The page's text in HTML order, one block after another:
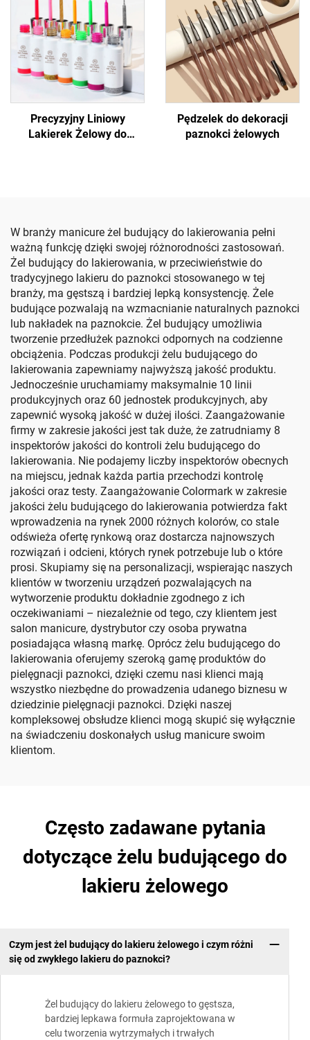
Precyzyjny Liniowy
Lakierek Żelowy do
Pędzelek do dekoracji
paznokci żelowych
W branży manicure żel budujący do lakierowania pełni
ważną funkcję dzięki swojej różnorodności zastosowań.
Żel budujący do lakierowania, w przeciwieństwie do
tradycyjnego lakieru do paznokci stosowanego w tej
branży, ma gęstszą i bardziej lepką konsystencję. Żele
budujące pozwalają na wzmacnianie naturalnych paznokci
lub nakładek na paznokcie. Żel budujący umożliwia
tworzenie przedłużek paznokci odpornych na codzienne
obciążenia. Podczas produkcji żelu budującego do
lakierowania zapewniamy najwyższą jakość produktu.
Jednocześnie uruchamiamy maksymalnie 10 linii
produkcyjnych oraz 60 jednostek produkcyjnych, aby
zapewnić wysoką jakość w dużej ilości. Zaangażowanie
firmy w zakresie jakości jest tak duże, że zatrudniamy 8
inspektorów jakości do kontroli żelu budującego do
lakierowania. Nie podajemy liczby inspektorów obecnych
na miejscu, jednak każda partia przechodzi kontrolę
jakości oraz testy. Zaangażowanie Colormark w zakresie
jakości żelu budującego do lakierowania potwierdza fakt
wprowadzenia na rynek 2000 różnych kolorów, co stale
odświeża ofertę rynkową oraz dostarcza najnowszych
rozwiązań i odcieni, których rynek potrzebuje lub o które
prosi. Skupiamy się na personalizacji, wspierając naszych
klientów w tworzeniu urządzeń pozwalających na
wytworzenie produktu dokładnie zgodnego z ich
oczekiwaniami – niezależnie od tego, czy klientem jest
salon manicure, dystrybutor czy osoba prywatna
posiadająca własną markę. Oprócz żelu budującego do
lakierowania oferujemy szeroką gamę produktów do
pielęgnacji paznokci, dzięki czemu nasi klienci mają
wszystko niezbędne do prowadzenia udanego biznesu w
dziedzinie pielęgnacji paznokci. Dzięki naszej
kompleksowej obsłudze klienci mogą skupić się wyłącznie
na świadczeniu doskonałych usług manicure swoim
klientom.
Często zadawane pytania
dotyczące żelu budującego do
lakieru żelowego
Czym jest żel budujący do lakieru żelowego i czym różni
się od zwykłego lakieru do paznokci?
Żel budujący do lakieru żelowego to gęstsza,
bardziej lepkawa formuła zaprojektowana w
celu tworzenia wytrzymałych i trwałych